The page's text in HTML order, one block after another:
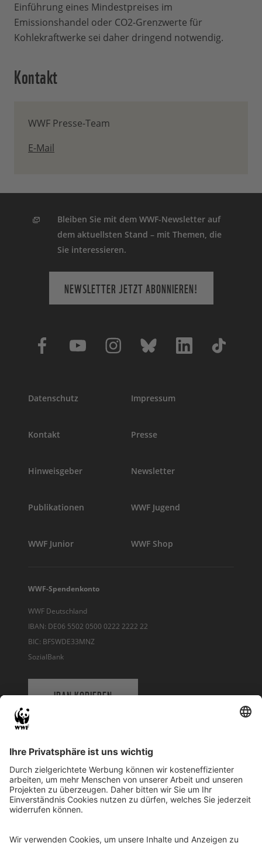
Einführung eines Mindestpreises im
Emissionshandel oder CO2-Grenzwerte für
Kohlekraftwerke sei daher dringend notwendig.
Kontakt
WWF Presse-Team
E-Mail
Bleiben Sie mit dem WWF-Newsletter auf
dem aktuellsten Stand – mit Themen, die
Sie interessieren.
NEWSLETTER JETZT ABONNIEREN!
Datenschutz Impressum
Kontakt Presse
Hinweisgeber Newsletter
Publikationen WWF Jugend
WWF Junior WWF Shop
WWF-Spendenkonto
WWF Deutschland
IBAN: DE06 5502 0500 0222 2222 22
BIC: BFSWDE33MNZ
SozialBank
IBAN KOPIEREN
WWF Deutschland
Reinhardtstr. 18
10117 Berlin